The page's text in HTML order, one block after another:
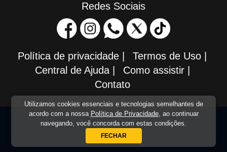
Utilizamos cookies essenciais e tecnologias semelhantes de
acordo com a nossa Política de Privacidade, ao continuar
navegando, você concorda com estas condições.
FECHAR
Redes Sociais
Política de privacidade Termos de Uso
Central de Ajuda
Como assistir
Contato